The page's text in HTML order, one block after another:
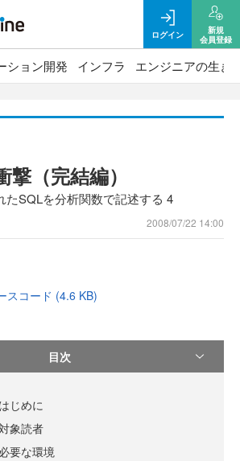
ログイン
新規
会員登録
ション開発 インフラ エンジニアの生き
（完結編）
たSQLを分析関数で記述する 4
2008/07/22 14:00
スコード (4.6 KB)
目次
はじめに
象読者
必要な環境